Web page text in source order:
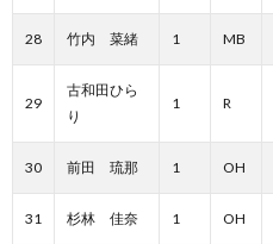
28 竹内 菜緒 1 MB
29
古和田ひら
り
1 R
30 前田 琉那 1 OH
31 杉林 佳奈 1 OH